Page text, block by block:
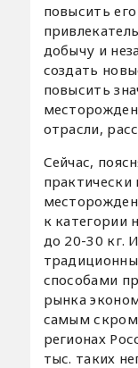
повысить
добычу и
создать
повысить
отрасли,
Сейчас,
к категории
до 20-30 кг.
способами
рынка
самым
регионах
тыс. таких